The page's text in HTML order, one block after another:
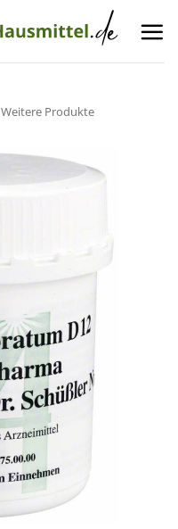
Weitere Produkte